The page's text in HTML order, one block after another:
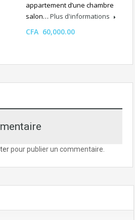
appartement d’une chambre
salon… Plus d'informations
CFA 60,000.00
pour publier un commentaire.